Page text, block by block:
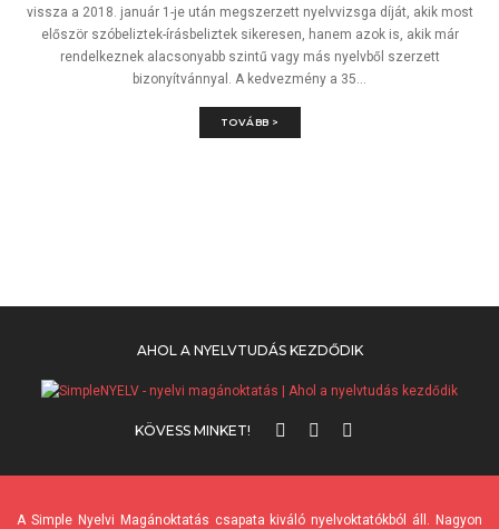
vissza a 2018. január 1-je után megszerzett nyelvvizsga díját, akik most
először szóbeliztek-írásbeliztek sikeresen, hanem azok is, akik már
rendelkeznek alacsonyabb szintű vagy más nyelvből szerzett
bizonyítvánnyal. A kedvezmény a 35...
TOVÁBB >
AHOL A NYELVTUDÁS KEZDŐDIK
KÖVESS MINKET!
A Simple Nyelvi Magánoktatás csapata kiváló nyelvoktatókból áll. Nagyon